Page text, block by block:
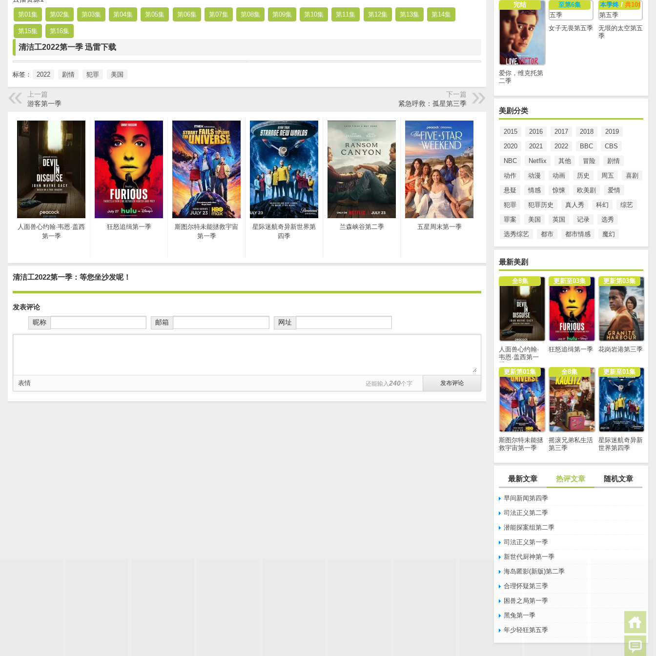
完结
爱你，维克托第
二季
至第6集
女子无畏第五季
本季终/ 共10集
无垠的太空第五
季
美剧分类
2015 2016 2017 2018
2019
2020
2021 2022 BBC
CBS
NBC
Netflix 其他 冒险
剧情
动作
动漫 动画 历史 周五
喜剧
悬疑
情感 惊悚 欧美剧
爱情
犯罪
犯罪历史 真人秀 科幻
综艺
罪案
美国 英国 记录
选秀
选秀综艺
都市 都市情感 魔幻
最新美剧
全8集
人面兽心约翰·
韦恩·盖西第一
季
更新至03集
狂怒追缉第一季
更新第03集
花岗岩港第三季
更新第01集
斯图尔特未能拯
救宇宙第一季
全8集
摇滚兄弟私生活
第三季
更新至01集
星际迷航奇异新
世界第四季
最新文章 热评文章 随机文章
早间新闻第四季
司法正义第二季
潜能探案组第二季
司法正义第一季
新世代厨神第一季
海岛匿影(新版)第二季
合理怀疑第三季
困兽之局第一季
黑兔第一季
年少轻狂第五季
第01集 第02集 第03集 第04集 第05集 第06集 第07集 第08集 第09集 第10集 第11集 第12集 第13集 第14集
第15集 第16集
清洁工2022第一季 迅雷下载
标签： 2022 剧情 犯罪 美国
上一篇
游客第一季
下一篇
紧急呼救：孤星第三季
人面兽心约翰·韦恩·盖西
第一季
狂怒追缉第一季
斯图尔特未能拯救宇宙
第一季
星际迷航奇异新世界第
四季
兰森峡谷第二季 五星周末第一季
清洁工2022第一季：等您坐沙发呢！
发表评论
昵称
邮箱 网址
表情 还能输入240个字